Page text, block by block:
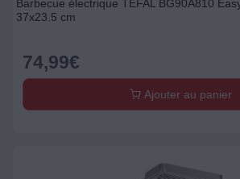
Barbecue électrique TEFAL BG90A810
37x23.5 cm
74,99€
Ajouter au panier